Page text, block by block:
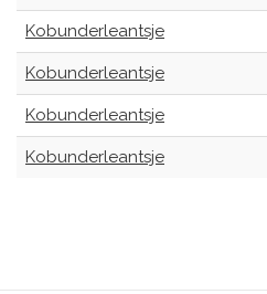
Kobunderleantsje
Kobunderleantsje
Kobunderleantsje
Kobunderleantsje